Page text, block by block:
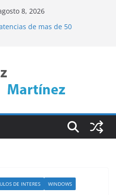
8, 2026
de mas de 50
Herramienta de Linux para
Disco de Forma Eficiente
DE INTERES WINDOWS